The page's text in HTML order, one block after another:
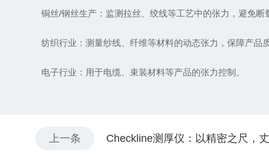
铜丝/钢丝生产‌：监测拉丝、绞线等工艺中的张力，避免断
纺织行业‌：测量纱线、纤维等材料的动态张力，保障产品质
‌电子行业‌：用于电缆、束装材料等产品的张力控制。 ‌
上一条 Checkline测厚仪：以精密之尺，